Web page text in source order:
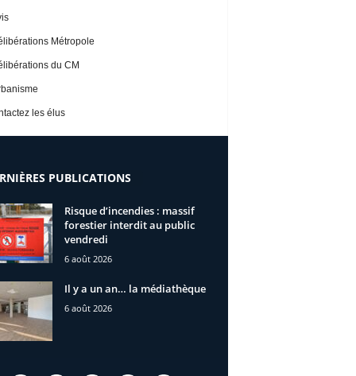
Métropole
du CM
les élus
PUBLICATIONS
Risque d’incendies : massif
forestier interdit au public
vendredi
6 août 2026
Il y a un an… la médiathèque
6 août 2026